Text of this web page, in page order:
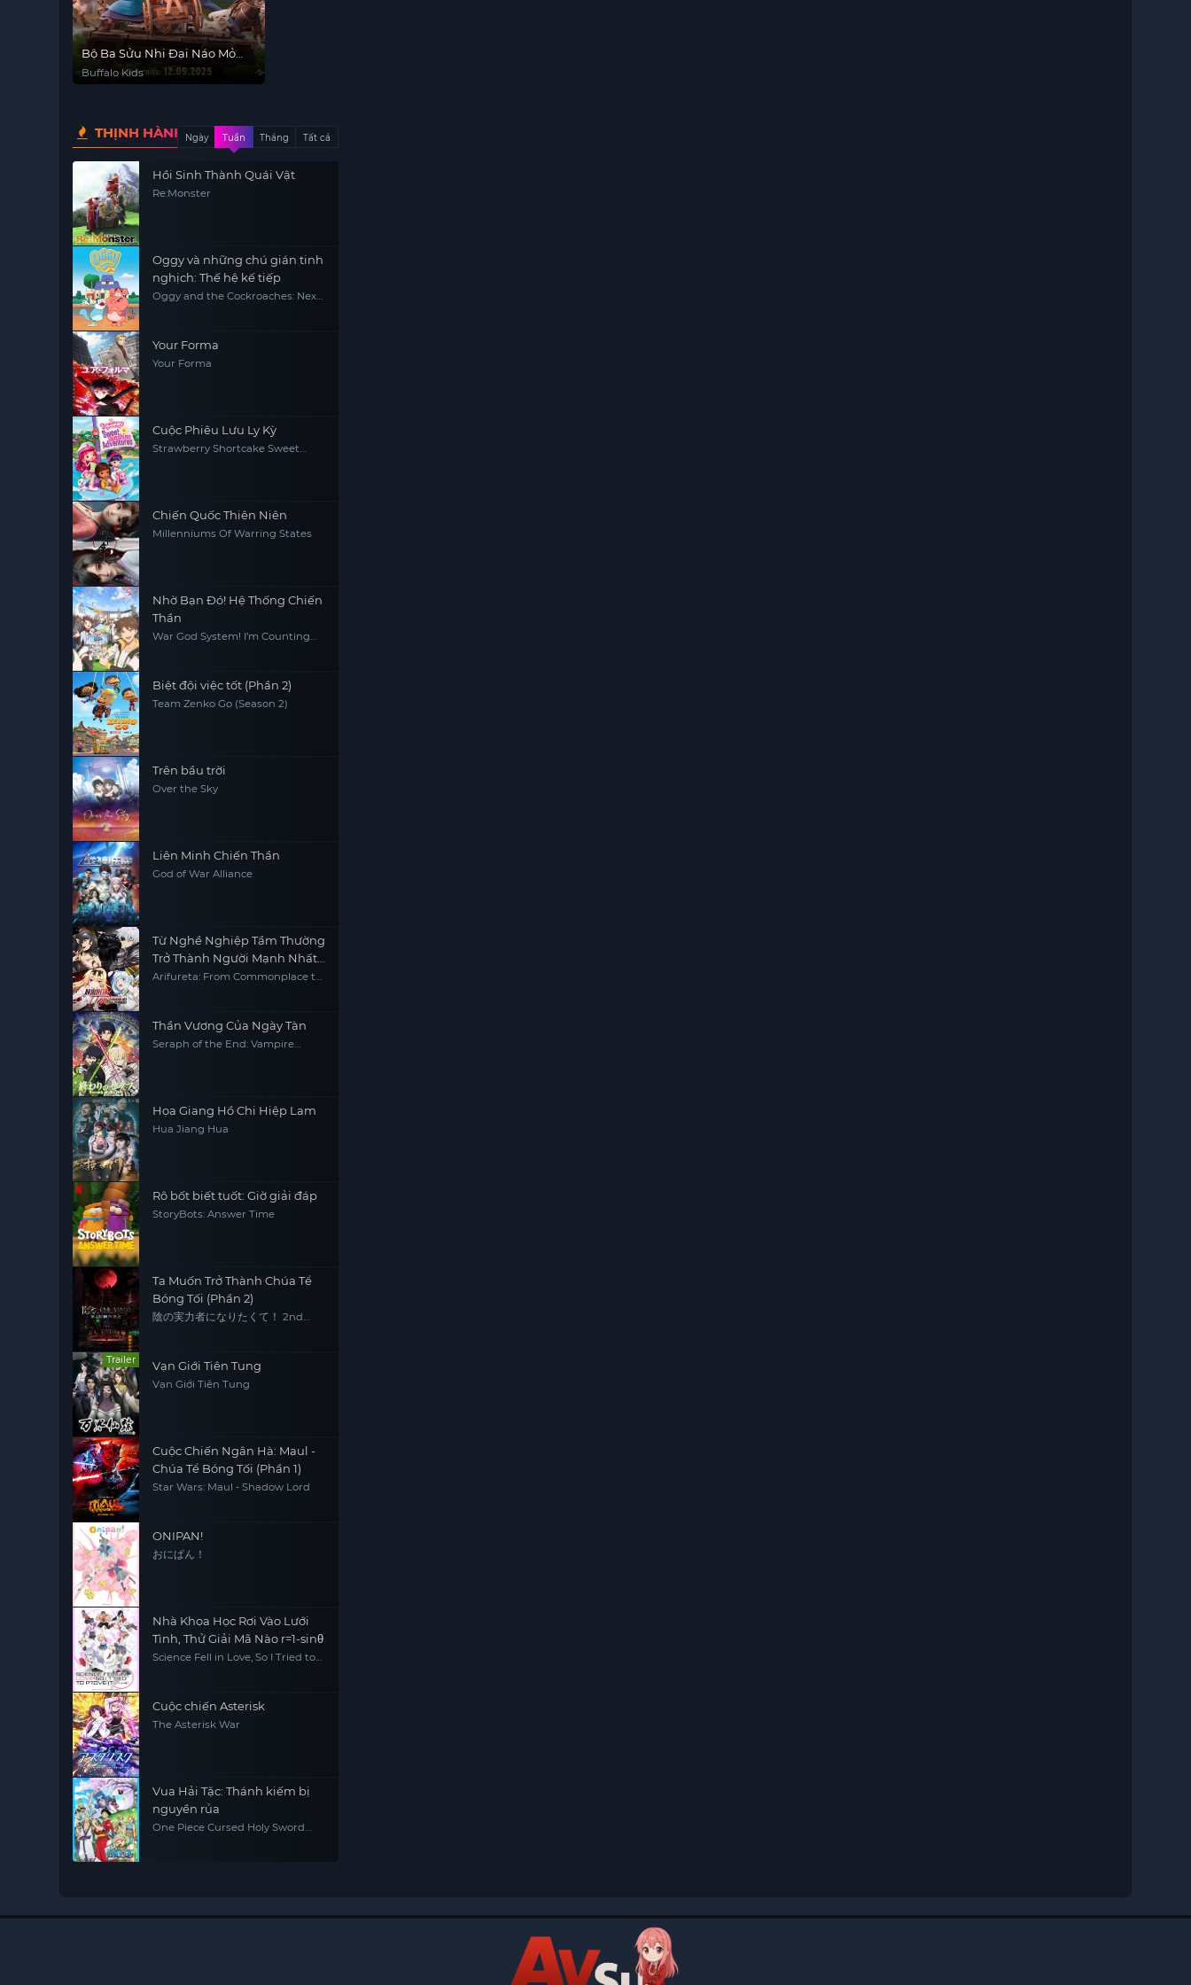
Bộ Ba Sửu Nhi Đại Náo Mỏ
Vàng
Buffalo Kids
THỊNH HÀNHNgày Tuần Tháng Tất cả
Hồi Sinh Thành Quái Vật
Re:Monster
Oggy và những chú gián tinh
nghịch: Thế hệ kế tiếp
Oggy and the Cockroaches: Next
Your Forma
Your Forma
Cuộc Phiêu Lưu Ly Kỳ
Strawberry Shortcake Sweet
Chiến Quốc Thiên Niên
Millenniums Of Warring States
Nhờ Bạn Đó! Hệ Thống Chiến
Thần
War God System! I’m Counting
Biệt đội việc tốt (Phần 2)
Team Zenko Go (Season 2)
Trên bầu trời
Over the Sky
Liên Minh Chiến Thần
God of War Alliance
Từ Nghề Nghiệp Tầm Thường
Trở Thành Người Mạnh Nhất
Thế Giới - Phần 1
Arifureta: From Commonplace to
Thần Vương Của Ngày Tàn
Seraph of the End: Vampire
Họa Giang Hồ Chi Hiệp Lam
Hua Jiang Hua
Rô bốt biết tuốt: Giờ giải đáp
StoryBots: Answer Time
Ta Muốn Trở Thành Chúa Tể
Bóng Tối (Phần 2)
陰の実力者になりたくて！ 2nd
Trailer Vạn Giới Tiên Tung
Vạn Giới Tiên Tung
Cuộc Chiến Ngân Hà: Maul -
Chúa Tể Bóng Tối (Phần 1)
Star Wars: Maul - Shadow Lord
ONIPAN!
おにぱん！
Nhà Khoa Học Rơi Vào Lưới
Tình, Thử Giải Mã Nào r=1-sinθ
Science Fell in Love, So I Tried to
Cuộc chiến Asterisk
The Asterisk War
Vua Hải Tặc: Thánh kiếm bị
nguyền rủa
One Piece Cursed Holy Sword